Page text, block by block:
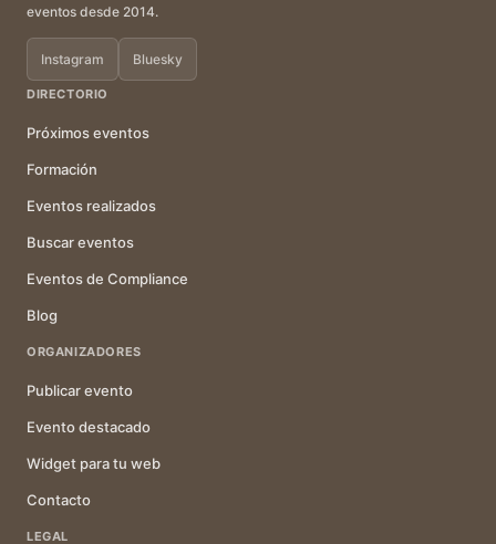
eventos desde 2014.
Instagram Bluesky
DIRECTORIO
Próximos eventos
Formación
Eventos realizados
Buscar eventos
Eventos de Compliance
Blog
ORGANIZADORES
Publicar evento
Evento destacado
Widget para tu web
Contacto
LEGAL